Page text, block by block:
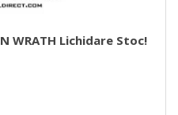
WRATH Lichidare Stoc!